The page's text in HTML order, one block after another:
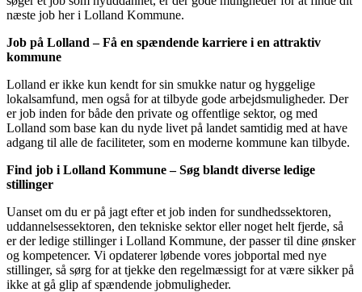
næste job her i Lolland Kommune.
Job på Lolland – Få en spændende karriere i en attraktiv
kommune
Lolland er ikke kun kendt for sin smukke natur og hyggelige
lokalsamfund, men også for at tilbyde gode arbejdsmuligheder. Der
er job inden for både den private og offentlige sektor, og med
Lolland som base kan du nyde livet på landet samtidig med at have
adgang til alle de faciliteter, som en moderne kommune kan tilbyde.
Find job i Lolland Kommune – Søg blandt diverse ledige
stillinger
Uanset om du er på jagt efter et job inden for sundhedssektoren,
uddannelsessektoren, den tekniske sektor eller noget helt fjerde, så
er der ledige stillinger i Lolland Kommune, der passer til dine ønsker
og kompetencer. Vi opdaterer løbende vores jobportal med nye
stillinger, så sørg for at tjekke den regelmæssigt for at være sikker på
ikke at gå glip af spændende jobmuligheder.